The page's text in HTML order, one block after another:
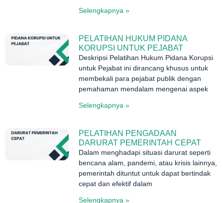
Selengkapnya »
PELATIHAN HUKUM PIDANA
KORUPSI UNTUK PEJABAT
Deskripsi Pelatihan Hukum Pidana Korupsi
untuk Pejabat ini dirancang khusus untuk
membekali para pejabat publik dengan
pemahaman mendalam mengenai aspek
Selengkapnya »
PELATIHAN PENGADAAN
DARURAT PEMERINTAH CEPAT
Dalam menghadapi situasi darurat seperti
bencana alam, pandemi, atau krisis lainnya,
pemerintah dituntut untuk dapat bertindak
cepat dan efektif dalam
Selengkapnya »